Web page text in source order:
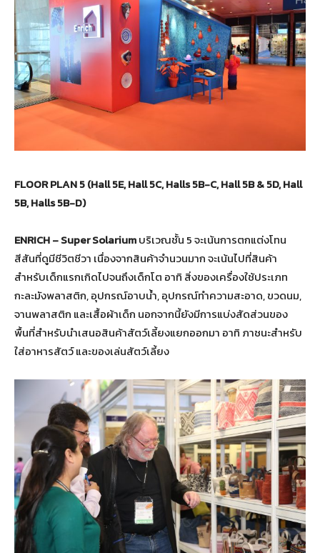
FLOOR PLAN 5 (Hall 5E, Hall 5C, Halls 5B-C, Hall 5B & 5D, Hall
5B, Halls 5B-D)
ENRICH–Super Solariumบริเวณชั้น 5 จะเน้นการตกแต่งโทน
สีสันที่ดูมีชีวิตชีวา เนื่องจากสินค้าจำนวนมาก จะเน้นไปที่สินค้า
สำหรับเด็กแรกเกิดไปจนถึงเด็กโต อาทิ สิ่งของเครื่องใช้ประเภท
กะละมังพลาสติก, อุปกรณ์อาบน้ำ, อุปกรณ์ทำความสะอาด, ขวดนม,
จานพลาสติก และเสื้อผ้าเด็ก นอกจากนี้ยังมีการแบ่งสัดส่วนของ
พื้นที่สำหรับนำเสนอสินค้าสัตว์เลี้ยงแยกออกมา อาทิ ภาชนะสำหรับ
ใส่อาหารสัตว์ และของเล่นสัตว์เลี้ยง